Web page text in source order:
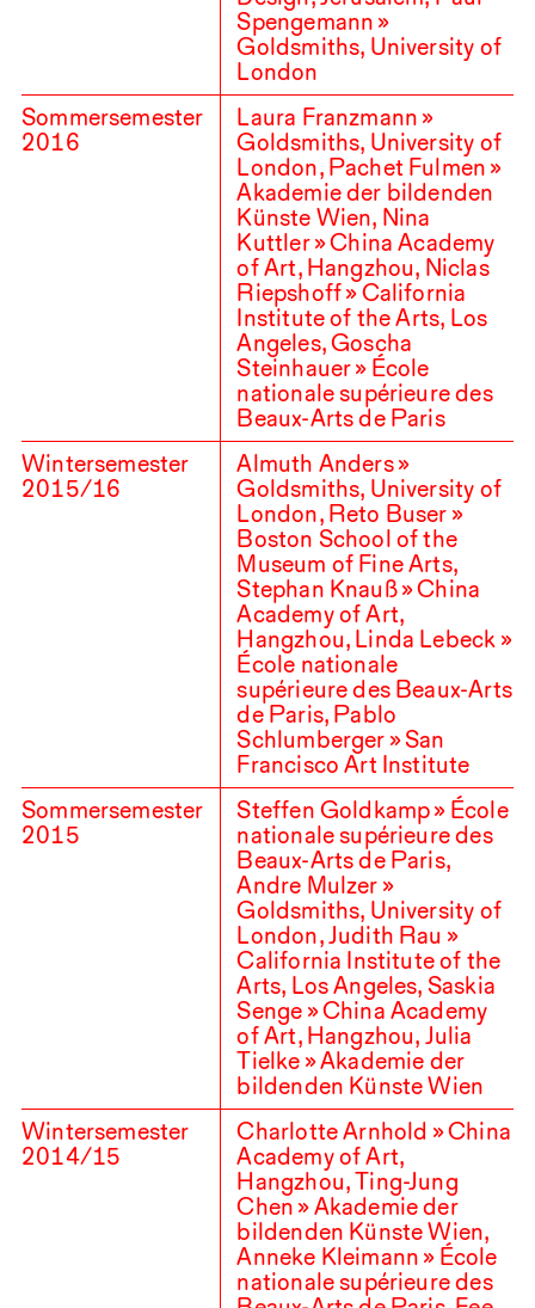
Spengemann »
Goldsmiths, University of
London
Sommersemester
2016
Laura Franzmann »
Goldsmiths, University of
London, Pachet Fulmen »
Akademie der bildenden
Künste Wien, Nina
Kuttler » China Academy
of Art, Hangzhou, Niclas
Riepshoff » California
Institute of the Arts, Los
Angeles, Goscha
Steinhauer » École
nationale supérieure des
Beaux-Arts de Paris
Wintersemester
2015/16
Almuth Anders »
Goldsmiths, University of
London, Reto Buser »
Boston School of the
Museum of Fine Arts,
Stephan Knauß » China
Academy of Art,
Hangzhou, Linda Lebeck »
École nationale
supérieure des Beaux-Arts
de Paris, Pablo
Schlumberger » San
Francisco Art Institute
Sommersemester
2015
Steffen Goldkamp » École
nationale supérieure des
Beaux-Arts de Paris,
Andre Mulzer »
Goldsmiths, University of
London, Judith Rau »
California Institute of the
Arts, Los Angeles, Saskia
Senge » China Academy
of Art, Hangzhou, Julia
Tielke » Akademie der
bildenden Künste Wien
Wintersemester
2014/15
Charlotte Arnhold » China
Academy of Art,
Hangzhou, Ting-Jung
Chen » Akademie der
bildenden Künste Wien,
Anneke Kleimann » École
nationale supérieure des